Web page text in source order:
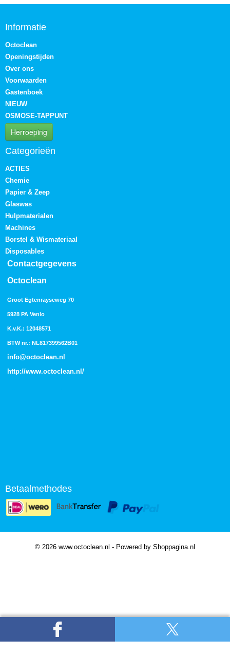
Informatie
Octoclean
Openingstijden
Over ons
Voorwaarden
Gastenboek
NIEUW
OSMOSE-TAPPUNT
Herroeping
Categorieën
ACTIES
Chemie
Papier & Zeep
Glaswas
Hulpmaterialen
Machines
Borstel & Wismateriaal
Disposables
Contactgegevens
Octoclean
Groot Egtenrayseweg 70
5928 PA Venlo
K.v.K.: 12048571
BTW nr.: NL817399562B01
info@octoclean.nl
http://www.octoclean.nl /
Betaalmethodes
© 2026 www.octoclean.nl - Powered by Shoppagina.nl